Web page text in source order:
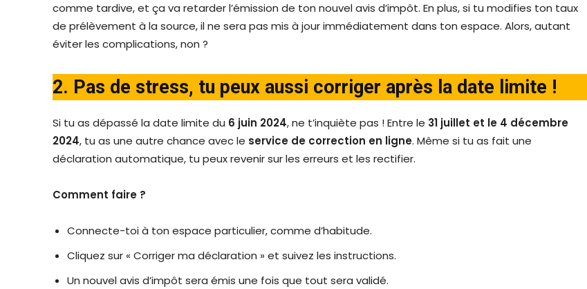
comme tardive, et ça va retarder l’émission de ton nouvel avis d’impôt. En plus, si tu modifies ton taux
de prélèvement à la source, il ne sera pas mis à jour immédiatement dans ton espace. Alors, autant
éviter les complications, non ?
2. Pas de stress, tu peux aussi corriger après la date limite !
Si tu as dépassé la date limite du 6 juin 2024, ne t’inquiète pas ! Entre le 31 juillet et le 4 décembre
2024, tu as une autre chance avec le service de correction en ligne. Même si tu as fait une
déclaration automatique, tu peux revenir sur les erreurs et les rectifier.
Comment faire ?
Connecte-toi à ton espace particulier, comme d’habitude.
Cliquez sur « Corriger ma déclaration » et suivez les instructions.
Un nouvel avis d’impôt sera émis une fois que tout sera validé.